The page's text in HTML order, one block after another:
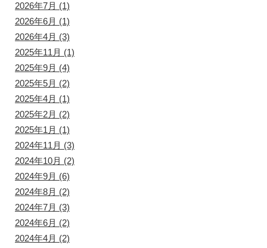
2026年7月 (1)
2026年6月 (1)
2026年4月 (3)
2025年11月 (1)
2025年9月 (4)
2025年5月 (2)
2025年4月 (1)
2025年2月 (2)
2025年1月 (1)
2024年11月 (3)
2024年10月 (2)
2024年9月 (6)
2024年8月 (2)
2024年7月 (3)
2024年6月 (2)
2024年4月 (2)